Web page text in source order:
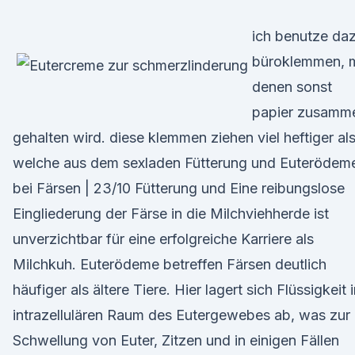
ich benutze
büroklemmen,
denen sonst
papier
gehalten wird. diese klemmen ziehen viel heftiger als
welche aus dem sexladen Fütterung und
bei Färsen | 23/10 Fütterung und Eine reibungslose
Eingliederung der Färse in die Milchviehherde ist
unverzichtbar für eine erfolgreiche Karriere als
Milchkuh. Euterödeme betreffen Färsen deutlich
häufiger als ältere Tiere. Hier lagert sich Flüssigkeit
intrazellulären Raum des Eutergewebes ab, was zur
Schwellung von Euter, Zitzen und in einigen Fällen